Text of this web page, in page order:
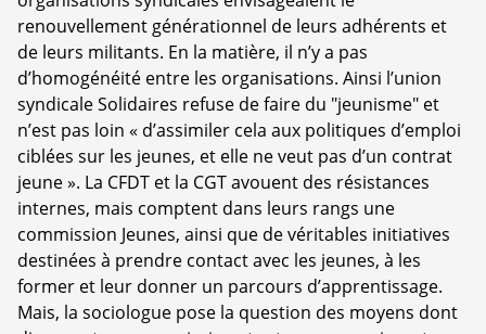
renouvellement générationnel de leurs adhérents et
de leurs militants. En la matière, il n’y a pas
d’homogénéité entre les organisations. Ainsi l’union
syndicale Solidaires refuse de faire du "jeunisme" et
n’est pas loin « d’assimiler cela aux politiques d’emploi
ciblées sur les jeunes, et elle ne veut pas d’un contrat
jeune ». La CFDT et la CGT avouent des résistances
internes, mais comptent dans leurs rangs une
commission Jeunes, ainsi que de véritables initiatives
destinées à prendre contact avec les jeunes, à les
former et leur donner un parcours d’apprentissage.
Mais, la sociologue pose la question des moyens dont